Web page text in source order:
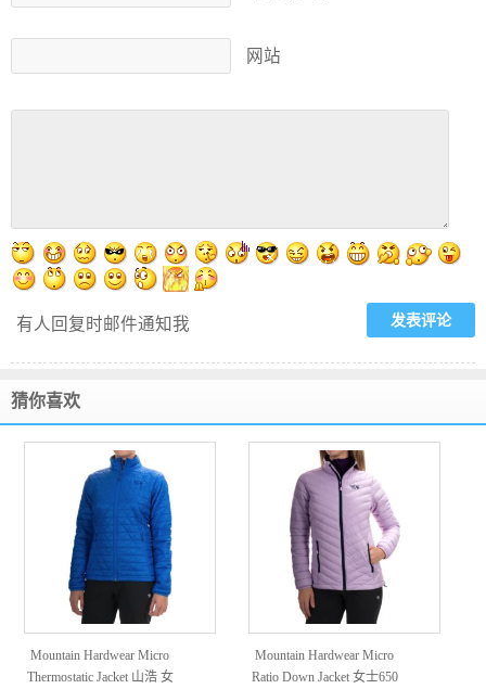
网站
有人回复时邮件通知我
猜你喜欢
Mountain Hardwear Micro
Thermostatic Jacket 山浩 女
Mountain Hardwear Micro
Ratio Down Jacket 女士650